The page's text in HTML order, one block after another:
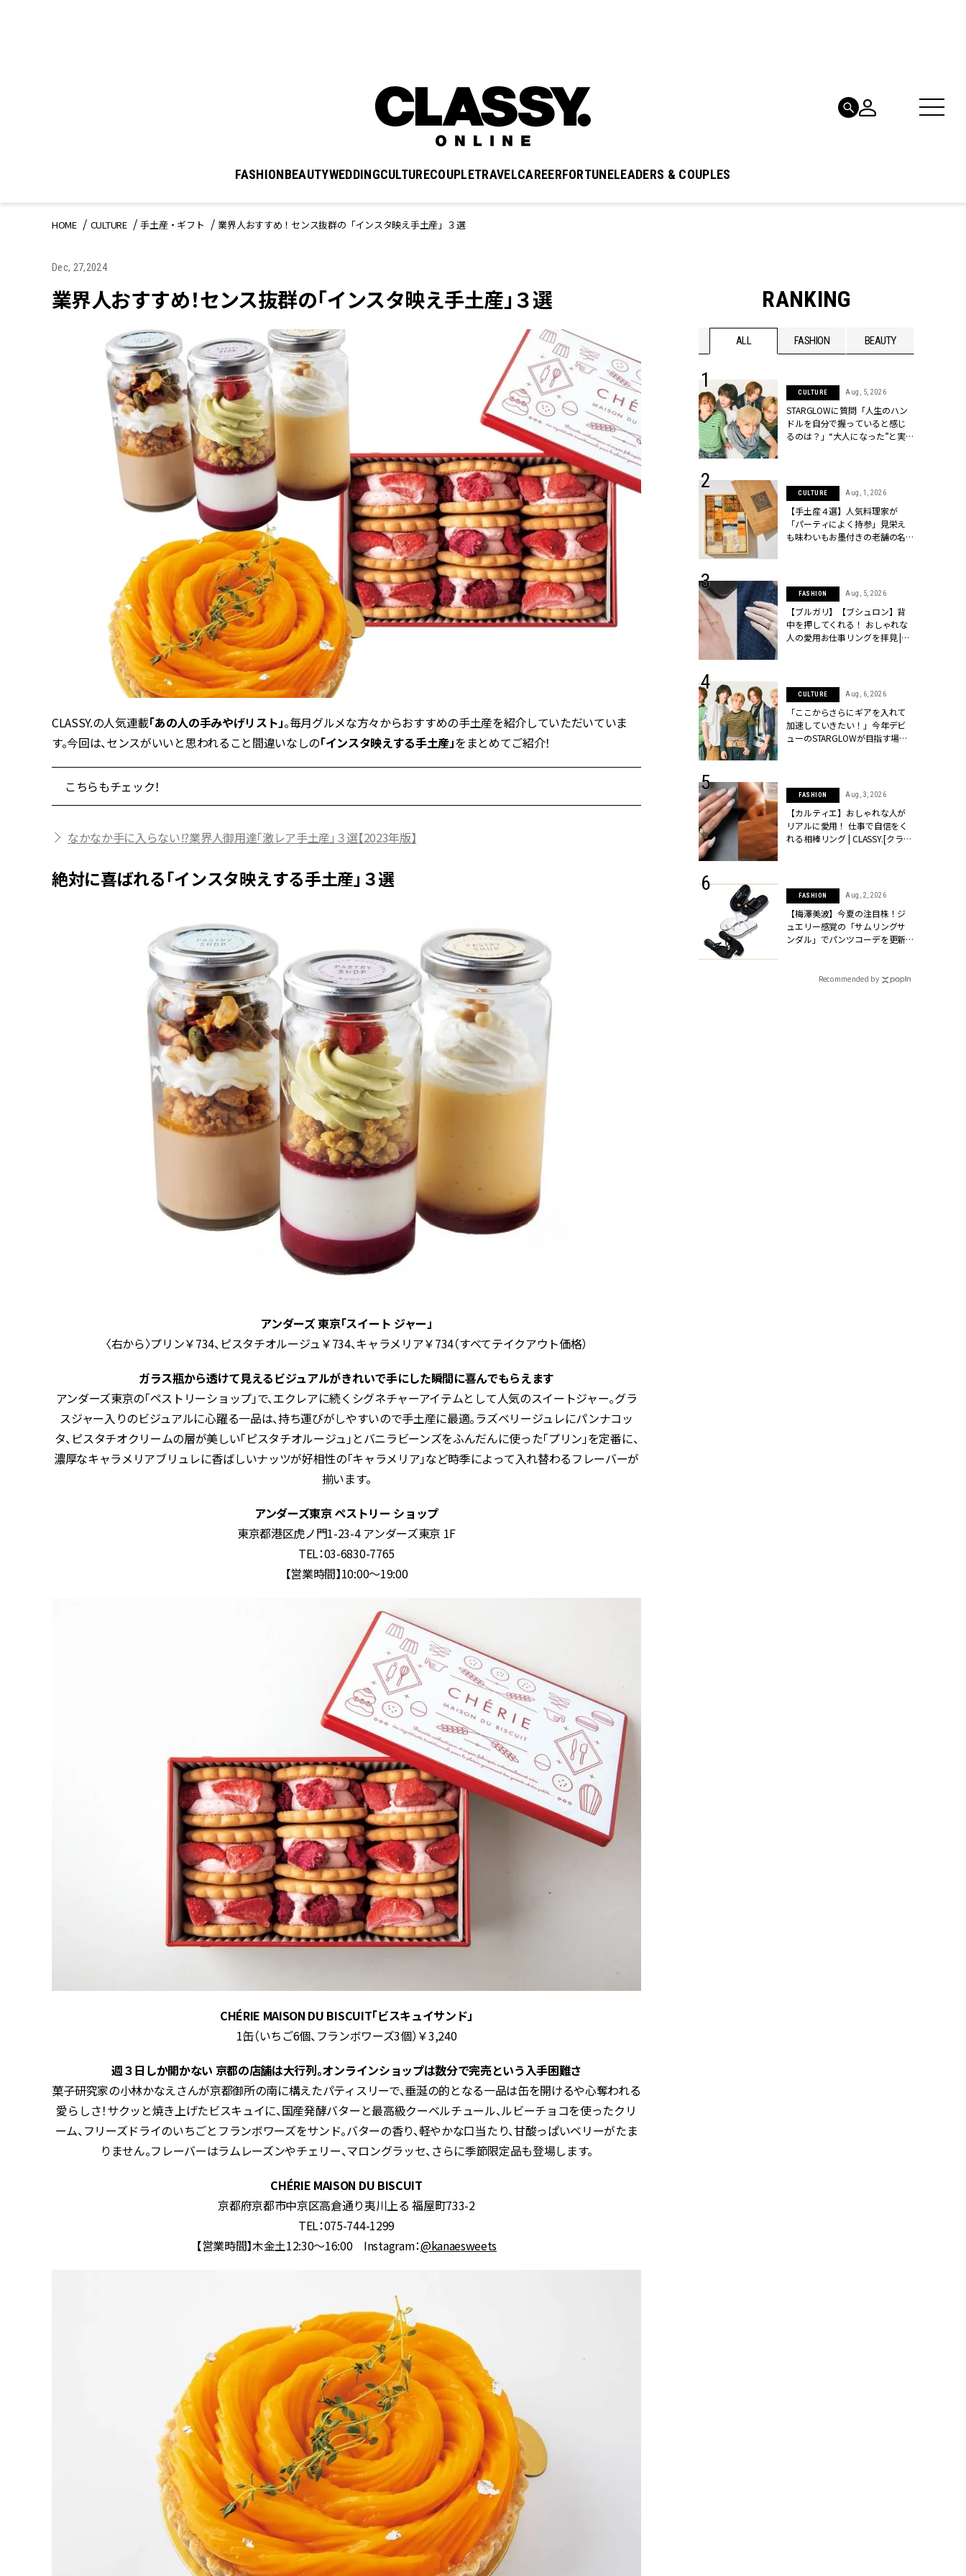
FASHIONBEAUTYWEDDINGCULTURECOUPLETRAVELCAREERFORTUNELEADERS & COUPLES
HOME CULTURE 手土産・ギフト 業界人おすすめ！センス抜群の「インスタ映え手土産」３選
Dec, 27,2024
業界人おすすめ！センス抜群の「インスタ映え手土産」３選
CLASSY.の人気連載「あの人の手みやげリスト」。毎月グルメな方々からおすすめの手土産を紹介していただいていま
す。今回は、センスがいいと思われること間違いなしの「インスタ映えする手土産」をまとめてご紹介！
こちらもチェック！
なかなか手に入らない!?業界人御用達「激レア手土産」３選【2023年版】
絶対に喜ばれる「インスタ映えする手土産」３選
アンダーズ 東京「スイート ジャー」
〈右から〉プリン￥734、ピスタチオルージュ￥734、キャラメリア￥734（すべてテイクアウト価格）
ガラス瓶から透けて見えるビジュアルがきれいで手にした瞬間に喜んでもらえます
アンダーズ東京の「ペストリーショップ」で、エクレアに続くシグネチャーアイテムとして人気のスイートジャー。グラ
スジャー入りのビジュアルに心躍る一品は、持ち運びがしやすいので手土産に最適。ラズベリージュレにパンナコッ
タ、ピスタチオクリームの層が美しい「ピスタチオルージュ」とバニラビーンズをふんだんに使った「プリン」を定番に、
濃厚なキャラメリアブリュレに香ばしいナッツが好相性の「キャラメリア」など時季によって入れ替わるフレーバーが
揃います。
アンダーズ東京 ペストリー ショップ
東京都港区虎ノ門1-23-4 アンダーズ東京 1F
TEL：03-6830-7765
【営業時間】10:00～19:00
CHÉRIE MAISON DU BISCUIT「ビスキュイサンド」
1缶（いちご6個、フランボワーズ3個）￥3,240
週３日しか開かない 京都の店舗は大行列。オンラインショップは数分で完売という入手困難さ
菓子研究家の小林かなえさんが京都御所の南に構えたパティスリーで、垂涎の的となる一品は缶を開けるや心奪われる
愛らしさ！サクッと焼き上げたビスキュイに、国産発酵バターと最高級クーベルチュール、ルビーチョコを使ったクリ
ーム、フリーズドライのいちごとフランボワーズをサンド。バターの香り、軽やかな口当たり、甘酸っぱいベリーがたま
りません。フレーバーはラムレーズンやチェリー、マロングラッセ、さらに季節限定品も登場します。
CHÉRIE MAISON DU BISCUIT
京都府京都市中京区高倉通り夷川上る 福屋町733-2
TEL：075-744-1299
【営業時間】木金土12:30～16:00 Instagram：@kanaesweets
RANKING
BEAUTY ALL FASHION BEAUTY
シィ]
BEAUTY Aug, 6, 2026
【ヘアアクセ6選】手抜きに見え
ない！アラサーのまとめ髪が垢
抜ける「即戦力アクセ」たち |
CLASSY.[クラッシィ]
BEAUTY Aug, 5, 2026
ユニクロ名品も！日焼け対策ガ
チ勢の「ないと無理」なアイテ
ムハック7選 | CLASSY.[クラッシ
り直しできない・皮むけしやす
いetc.悩みをクリア | CLASSY.[ク
ラッシィ]
電」3選 | CLASSY.[クラッシィ]
プローチ！【透明感を底上げ】
神コスメ３選 | CLASSY.[クラッシ
ィ]
WEDDING Feb, 16, 2026
結婚式に黒ドレスはアリ？お呼
ばれで失敗しないコーデ＆マナ
ーを解説 | CLASSY.[クラッシィ]
WEDDING Aug, 13, 2025
【結婚指輪】人気ブランドのリ
ング22選｜20〜30代カップルの
エピソードも | CLASSY.[クラッシ
ィ]
WEDDING
【一生ものジュエリー】1つでも
存在感が際立つ！ポメラートの
式ゲスト服の鉄板“シンプル黒ワ
CULTURE Aug, 5, 2026
STARGLOWに質問「人生のハン
ドルを自分で握っていると感じ
るのは？」“大️人になった”と実
CULTURE Aug, 1, 2026
【手土産４選】人気料理家が
「パーティによく持参」見栄え
も味わいもお墨付きの老舗の名
FASHION Aug, 5, 2026
【ブルガリ】【ブシュロン】背
中を押してくれる！ おしゃれな
人の愛用お仕事リングを拝見 |
CULTURE Aug, 6, 2026
「ここからさらにギアを入れて
加速していきたい！」今年デビ
ューのSTARGLOWが目指す場所
FASHION Aug, 3, 2026
【カルティエ】おしゃれな人が
リアルに愛用！ 仕事で自信をく
れる相棒リング | CLASSY.[クラッ
FASHION Aug, 2, 2026
【梅澤美波】今夏の注目株！ジ
ュエリー感覚の「サムリングサ
ンダル」でパンツコーデを更新 |
Recommended by